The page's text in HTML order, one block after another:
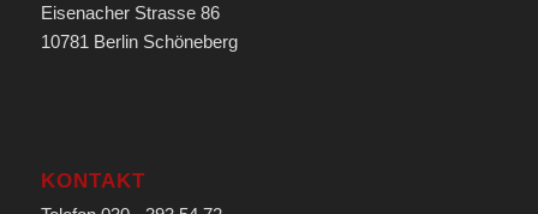
Eisenacher Strasse 86
10781 Berlin Schöneberg
KONTAKT